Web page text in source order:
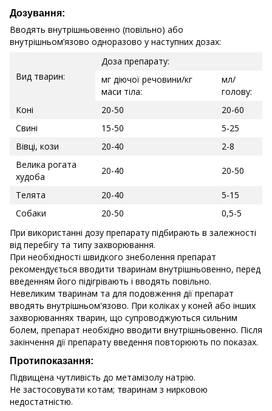
Дозування:
Вводять внутрішньовенно (повільно) або
внутрішньом’язово одноразово у наступних дозах:
Вид тварин:
Доза препарату:
мг діючої речовини/кг
маси тіла:
мл/
голову:
Коні
20-50
20-60
Свині
15-50
5-25
Вівці, кози
20-40
2-8
Велика рогата
худоба
20-40 20-50
Телята 20-40
5-15
Собаки
20-50
0,5-5
При використанні дозу препарату підбирають в залежності
від перебігу та типу захворювання.
При необхідності швидкого знеболення препарат
рекомендується вводити тваринам внутрішньовенно, перед
введенням його підігрівають і вводять повільно.
Невеликим тваринам та для подовження дії препарат
вводять внутрішньом'язово. При коліках у коней або інших
захворюваннях тварин, що супроводжуються сильним
болем, препарат необхідно вводити внутрішньовенно. Після
закінчення дії препарату введення повторюють по показах.
Протипоказання:
Підвищена чутливість до метамізолу натрію.
Не застосовувати котам; тваринам з нирковою
недостатністю.